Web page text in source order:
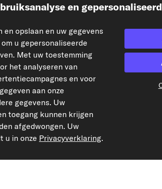
Impressum
Privacybeleid
Algemene voorwaarden
Retourrecht
Cookie-instellingen
en
opslaan en uw gegevens
u gepersonaliseerde
Met uw toestemming
het analyseren van
en voor
aan onze
gegevens. Uw
toegang kunnen krijgen
afgedwongen. Uw
u in onze Privacyverklaring.